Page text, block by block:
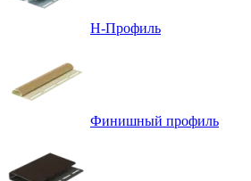
H-Профиль
Финишный профиль